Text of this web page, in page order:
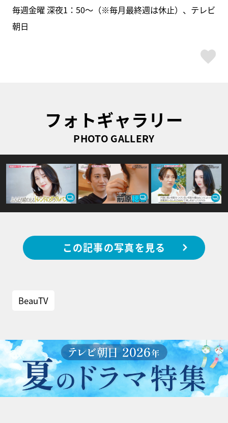
毎週金曜 深夜1：50～（※毎月最終週は休止）、テレビ
朝日
フォトギャラリー
PHOTO GALLERY
この記事の写真を見る
BeauTV